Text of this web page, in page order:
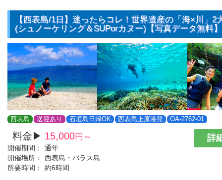
【西表島/1日】迷ったらコレ！世界遺産の「海×川」2
(シュノーケリング＆SUPorカヌー)【写真データ無料】
西表島 送迎あり 石垣島日帰OK 西表島上原港発 OA-2762-01
料金▶ 15,000円～
開催期間：
通年
開催場所：
西表島・バラス島
所要時間：
約6時間
詳